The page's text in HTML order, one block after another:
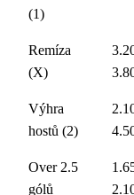
(1)
Remíza
(X)
Výhra
hostů (2)
Over 2.5
gólů